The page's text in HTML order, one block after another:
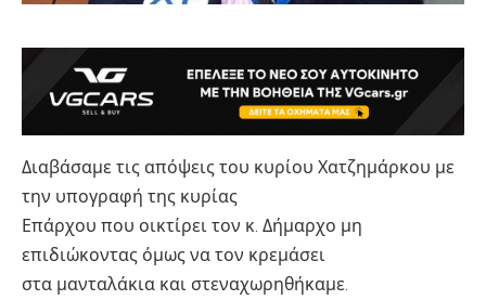
Διαβάσαμε τις απόψεις του κυρίου Χατζημάρκου με
την υπογραφή της κυρίας
Επάρχου που οικτίρει τον κ. Δήμαρχο μη
επιδιώκοντας όμως να τον κρεμάσει
στα μανταλάκια και στεναχωρηθήκαμε.